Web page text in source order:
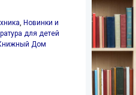
, Новинки и
для детей
Дом